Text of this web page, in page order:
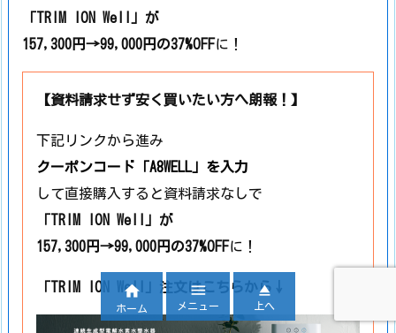
「TRIM ION Well」が
157,300円→99,000円の37%OFFに！
【資料請求せず安く買いたい方へ朗報！】
下記リンクから進み
クーポンコード 「A8WELL」 を入力
して直接購入すると資料請求なしで
「TRIM ION Well」 が
157,300円→99,000円の37%OFFに！
「TRIM ION Well」注文はこちらから↓

ホーム

メニュー

上へ